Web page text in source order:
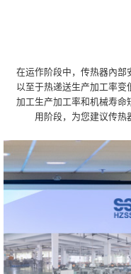
在运作阶段中，传热器內部
以至于热递送生产加工率
加工生产加工率和机械寿命
用阶段，为您建议传热